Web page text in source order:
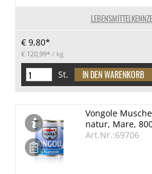
€ 9,80*
€ 120,99* / kg
St.
Vongole
natur, Mare,
Art.Nr.:69706